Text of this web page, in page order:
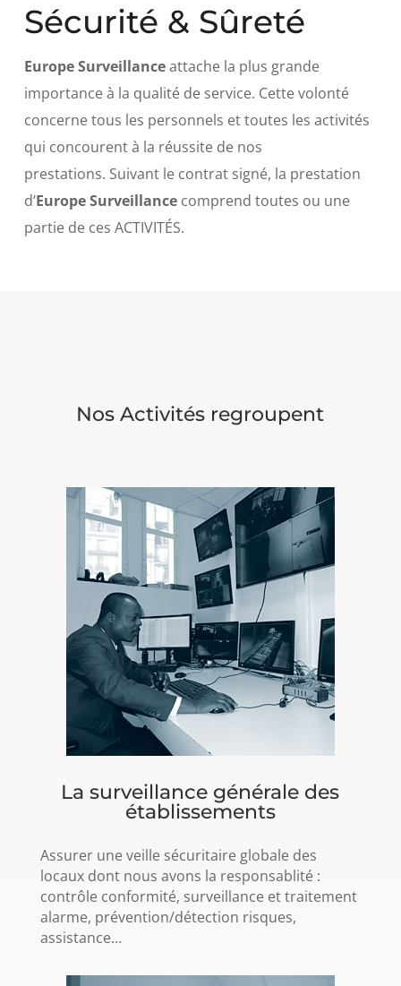
Sécurité & Sûreté
Europe Surveillanceattache la plus grande
importance à la qualité de service. Cette volonté
concerne tous les personnels et toutes les activités
qui concourent à la réussite de nos
prestations. Suivant le contrat signé, la prestation
d’Europe Surveillancecomprend toutes ou une
partie de ces ACTIVITÉS.
Nos Activités regroupent
La surveillance générale des
établissements
Assurer une veille sécuritaire globale des
locaux dont nous avons la responsablité :
contrôle conformité, surveillance et traitement
alarme, prévention/détection risques,
assistance…